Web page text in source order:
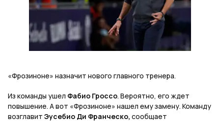
«Фрозиноне» назначит нового главного тренера.
Из команды ушел Фабио Гроссо. Вероятно, его ждет
повышение. А вот «Фрозиноне» нашел ему замену. Команду
возглавит Эусебио Ди Франческо, сообщает